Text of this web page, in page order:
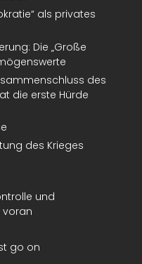
als privates
Die „Große
des
die erste Hürde
des Krieges
und
voran
go on